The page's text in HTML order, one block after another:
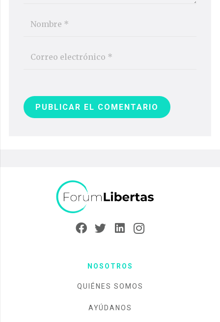
PUBLICAR EL COMENTARIO
NOSOTROS
QUIÉNES SOMOS
AYÚDANOS